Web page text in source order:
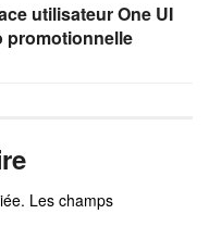
utilisateur One UI
promotionnelle
Les champs